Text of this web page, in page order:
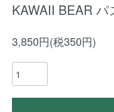
KAWAII BEAR
3,850円(税350円)